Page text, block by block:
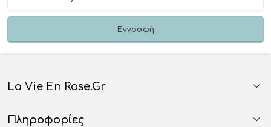
La Vie En Rose.gr
Πληροφορίες